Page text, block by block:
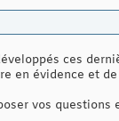
ces
en évidence et
vos